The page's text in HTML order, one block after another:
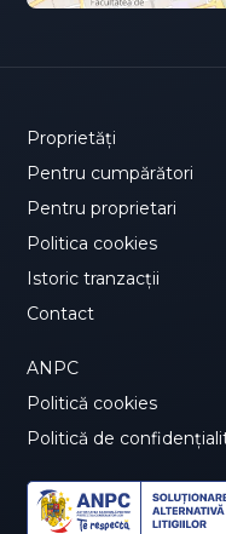
Proprietăți
Pentru cumpărători
Pentru proprietari
Politica cookies
Istoric tranzacții
Contact
ANPC
Politică cookies
Politică de